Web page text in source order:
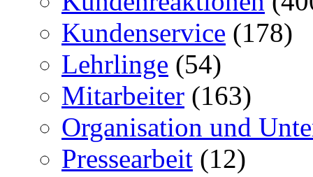
Kundenservice (178)
Lehrlinge (54)
Mitarbeiter (163)
Organisation und
Pressearbeit (12)